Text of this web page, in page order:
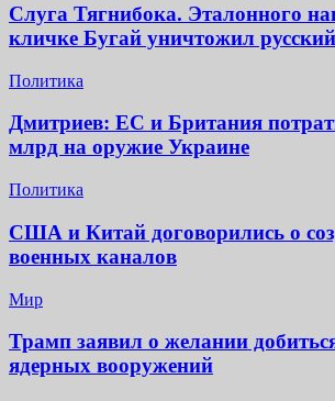
Слуга Тягнибока. Эталонного
кличке Бугай уничтожил
Политика
Дмитриев: ЕС и Британия
млрд на оружие Украине
Политика
США и Китай договорились о
военных каналов
Мир
Трамп заявил о желании
ядерных вооружений